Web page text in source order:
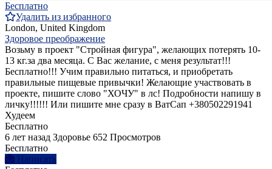
Бесплатно
Удалить из избранного
London, United Kingdom
Здоровое преображение
Возьму в проект "Стройная фигура", желающих потерять 10-
13 кг.за два месяца. С Вас желание, с меня результат!!!
Бесплатно!!! Учим правильно питаться, и приобретать
правильные пищевые привычки! Желающие участвовать в
проекте, пишите слово "ХОЧУ" в лс! Подробности напишу в
личку!!!!!! Или пишите мне сразу в ВатСап +380502291941
Худеем
Бесплатно
6 лет назад Здоровье 652 Просмотров
Бесплатно
Написать